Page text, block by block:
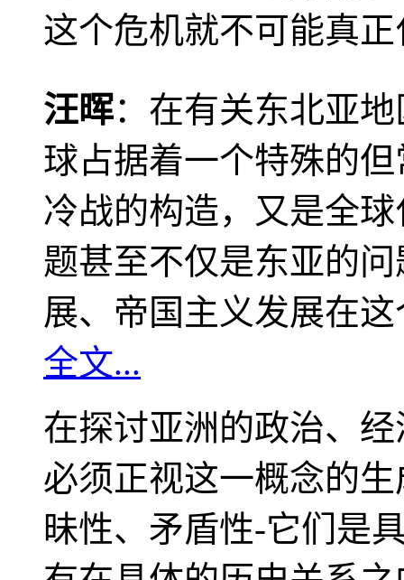
这个危机就不可能真
汪晖：在有关东北亚
球占据着一个特殊的
冷战的构造，又是全
题甚至不仅是东亚的
展、帝国主义发展在
全文...
在探讨亚洲的政治、
必须正视这一概念的
昧性、矛盾性-它们是